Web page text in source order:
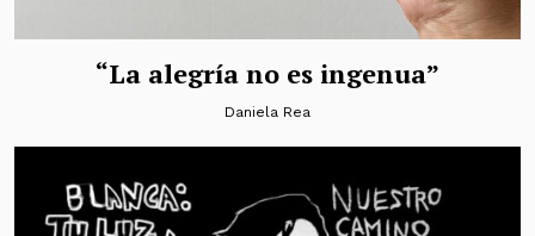
“La alegría no es ingenua”
Daniela Rea